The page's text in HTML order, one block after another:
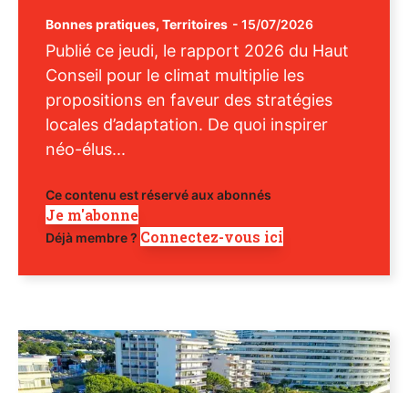
Bonnes pratiques, Territoires - 15/07/2026
Publié ce jeudi, le rapport 2026 du Haut
Conseil pour le climat multiplie les
propositions en faveur des stratégies
locales d’adaptation. De quoi inspirer
néo-élus...
Ce contenu est réservé aux abonnés
Je m'abonne
Déjà membre ? Connectez-vous ici